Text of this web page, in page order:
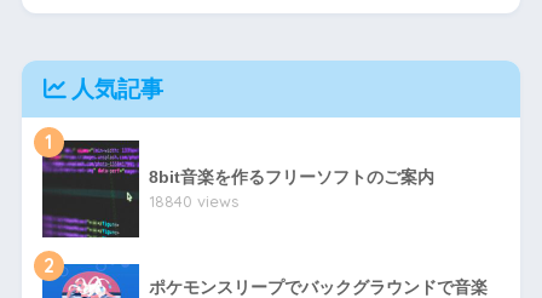
人気記事
1
8bit音楽を作るフリーソフトのご案内
18840 views
2
ポケモンスリープでバックグラウンドで音楽